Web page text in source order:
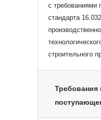
с требованиями
стандарта
строительного
Требования